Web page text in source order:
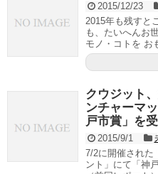
2015/12/23
2015年も残すと
も、たいへんお
モノ・コトを お
クウジット
ンチャーマ
戸市賞」を
2015/9/1
7/2に開催された
ント」にて「神